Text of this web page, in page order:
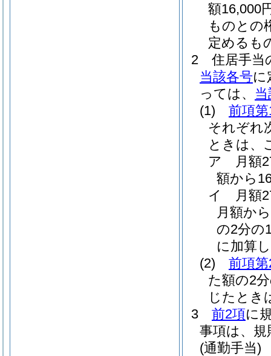
額16,000
ものとの
定めるも
2
住居手当
当該各号に
っては、
(1)
前項
それぞれ
ときは、
ア
月額
額から
イ
月額
月額か
の2分の
に加算
(2)
前項
た額の2
じたとき
3
前2項に
事項は、
(通勤手当)